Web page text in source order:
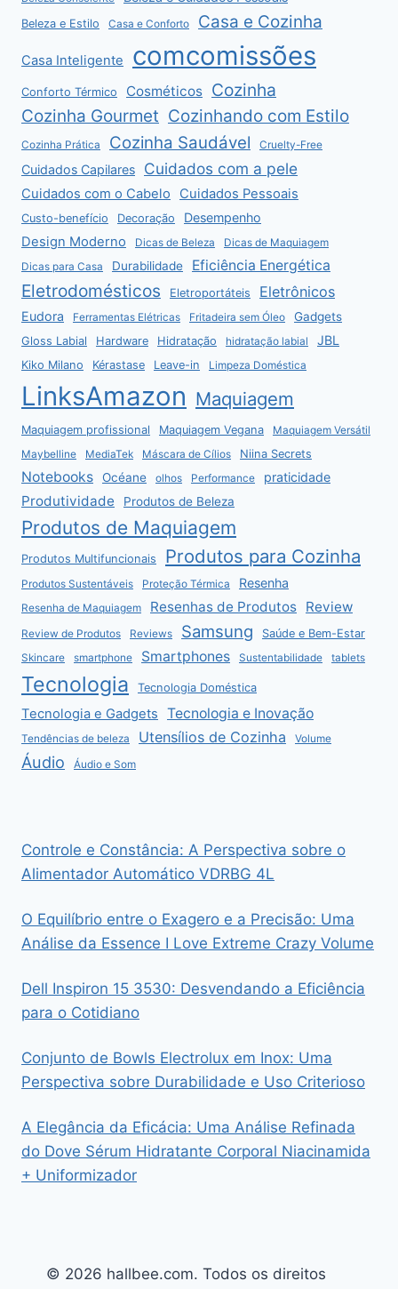
Beleza e Estilo Casa e Conforto Casa e Cozinha
Casa Inteligente comcomissões
Conforto Térmico Cosméticos Cozinha
Cozinha Gourmet Cozinhando com Estilo
Cozinha Prática Cozinha Saudável Cruelty-Free
Cuidados Capilares Cuidados com a pele
Cuidados com o Cabelo Cuidados Pessoais
Custo-benefício Decoração Desempenho
Design Moderno Dicas de Beleza
Dicas de Maquiagem
Dicas para Casa
Durabilidade Eficiência Energética
Eletrodomésticos Eletroportáteis Eletrônicos
Eudora Ferramentas Elétricas Fritadeira sem Óleo Gadgets
Gloss Labial Hardware Hidratação hidratação labial JBL
Kiko Milano Kérastase Leave-in Limpeza Doméstica
LinksAmazon Maquiagem
Maquiagem profissional Maquiagem Vegana
Maquiagem Versátil
Maybelline
MediaTek Máscara de Cílios Niina Secrets
Notebooks Océane olhos Performance praticidade
Produtividade Produtos de Beleza
Produtos de Maquiagem
Produtos Multifuncionais Produtos para Cozinha
Produtos Sustentáveis Proteção Térmica Resenha
Resenha de Maquiagem Resenhas de Produtos Review
Review de Produtos Reviews Samsung Saúde e Bem-Estar
Skincare smartphone Smartphones Sustentabilidade tablets
Tecnologia Tecnologia Doméstica
Tecnologia e Gadgets Tecnologia e Inovação
Tendências de beleza Utensílios de Cozinha Volume
Áudio Áudio e Som
Controle e Constância: A Perspectiva sobre o
Alimentador Automático VDRBG 4L
O Equilíbrio entre o Exagero e a Precisão: Uma
Análise da Essence I Love Extreme Crazy Volume
Dell Inspiron 15 3530: Desvendando a Eficiência
para o Cotidiano
Conjunto de Bowls Electrolux em Inox: Uma
Perspectiva sobre Durabilidade e Uso Criterioso
A Elegância da Eficácia: Uma Análise Refinada
do Dove Sérum Hidratante Corporal Niacinamida
+ Uniformizador
© 2026 hallbee.com. Todos os direitos